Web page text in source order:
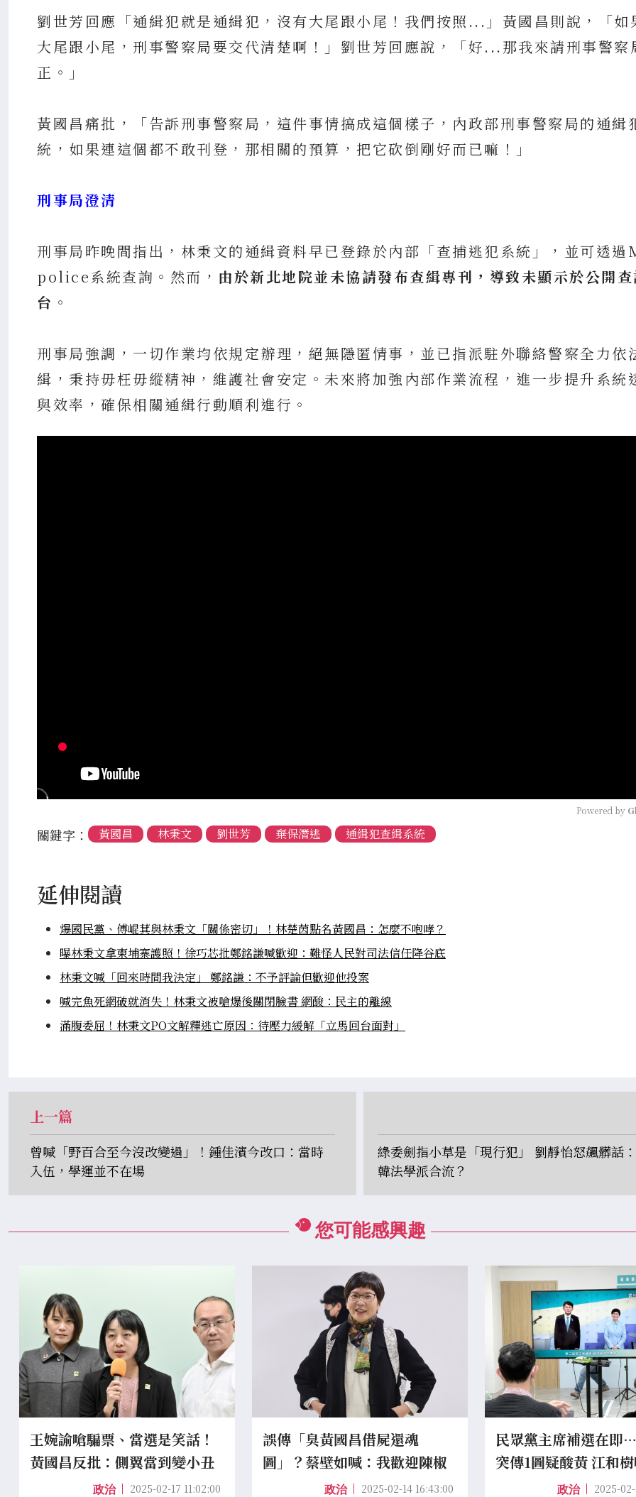
劉世芳回應「通緝犯就是通緝犯，沒有大尾跟小尾！我們按照...」黃國昌則說，「如
大尾跟小尾，刑事警察局要交代清楚啊！」劉世芳回應說，「好...那我來請刑事警察
正。」
黃國昌痛批，「告訴刑事警察局，這件事情搞成這個樣子，內政部刑事警察局的通緝
統，如果連這個都不敢刊登，那相關的預算，把它砍倒剛好而已嘛！」
刑事局澄清
刑事局昨晚間指出，林秉文的通緝資料早已登錄於內部「查捕逃犯系統」，並可透過
police系統查詢。然而， 由於新北地院並未協請發布查緝專刊，導致未顯示於公開
台 。
刑事局強調，一切作業均依規定辦理，絕無隱匿情事，並已指派駐外聯絡警察全力依
緝，秉持毋枉毋縱精神，維護社會安定。未來將加強內部作業流程，進一步提升系統
與效率，確保相關通緝行動順利進行。
Powered by
關鍵字： 黃國昌 林秉文 劉世芳 棄保潛逃 通緝犯查緝系統
延伸閱讀
爆國民黨、傅崐萁與林秉文「關係密切」！林楚茵點名黃國昌：怎麼不咆哮？
曝林秉文拿柬埔寨護照！徐巧芯批鄭銘謙喊歡迎：難怪人民對司法信任降谷底
林秉文喊「回來時間我決定」 鄭銘謙：不予評論但歡迎他投案
喊完魚死網破就消失！林秉文被嗆爆後關閉臉書 網酸：民主的離線
滿腹委屈！林秉文PO文解釋逃亡原因：待壓力緩解「立馬回台面對」
上一篇
曾喊「野百合至今沒改變過」！鍾佳濱今改口：當時
入伍，學運並不在場
綠委劍指小草是「現行犯」 劉靜怡怒飆髒話
韓法學派合流？
您可能感興趣
王婉諭嗆騙票、當選是笑話！
黃國昌反批：側翼當到變小丑
政治 2025-02-17 11:02:00
誤傳「臭黃國昌借屍還魂
圖」？蔡壁如喊：我歡迎陳椒
華來民眾黨政治 2025-02-14 16:43:00
民眾黨主席補選在即
突傳1圖疑酸黃 江和
舉：侮辱黨徽
政治 2025-